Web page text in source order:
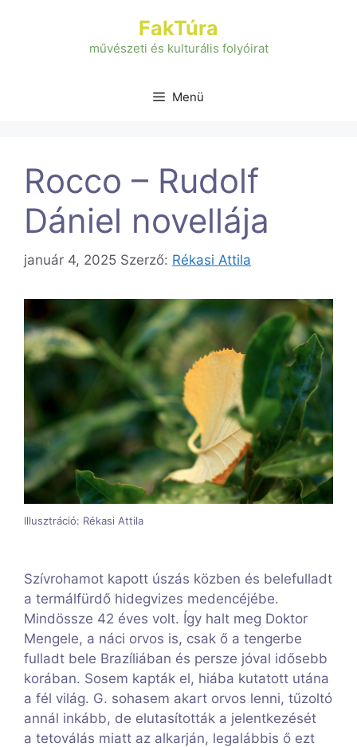
FakTúra
művészeti és kulturális folyóirat
Menü
Rocco – Rudolf
Dániel novellája
január 4, 2025 Szerző: Rékasi Attila
Illusztráció: Rékasi Attila
Szívrohamot kapott úszás közben és belefulladt
a termálfürdő hidegvizes medencéjébe.
Mindössze 42 éves volt. Így halt meg Doktor
Mengele, a náci orvos is, csak ő a tengerbe
fulladt bele Brazíliában és persze jóval idősebb
korában. Sosem kapták el, hiába kutatott utána
a fél világ. G. sohasem akart orvos lenni, tűzoltó
annál inkább, de elutasították a jelentkezését
a tetoválás miatt az alkarján, legalábbis ő ezt